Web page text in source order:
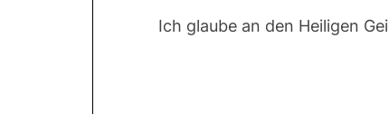
Ich glaube an den Heiligen